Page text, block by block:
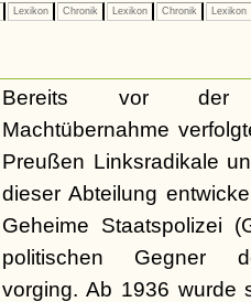
Lexikon Chronik Lexikon Chronik Lexikon
Bereits vor der
Machtübernahme
Preußen Linksradikale
dieser Abteilung
Geheime Staatspolizei
politischen Gegner
vorging. Ab 1936 wurde